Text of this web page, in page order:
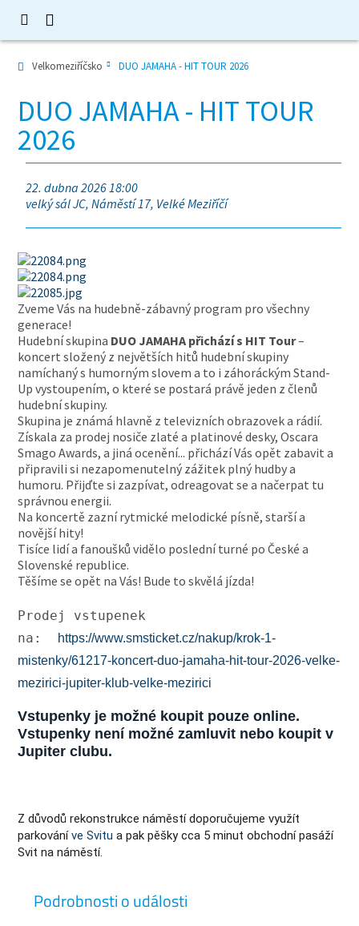
Velkomeziříčsko DUO JAMAHA - HIT TOUR 2026
DUO JAMAHA - HIT TOUR
2026
22. dubna 2026 18:00
velký sál JC, Náměstí 17, Velké Meziříčí
Zveme Vás na hudebně-zábavný program pro všechny
generace!
Hudební skupina DUO JAMAHA přichází s HIT Tour–
koncert složený z největších hitů hudební skupiny
namíchaný s humorným slovem a to i záhoráckým Stand-
Up vystoupením, o které se postará právě jeden z členů
hudební skupiny.
Skupina je známá hlavně z televizních obrazovek a rádií.
Získala za prodej nosiče zlaté a platinové desky, Oscara
Smago Awards, a jiná ocenění... přichází Vás opět zabavit a
připravili si nezapomenutelný zážitek plný hudby a
humoru. Přijďte si zazpívat, odreagovat se a načerpat tu
správnou energii.
Na koncertě zazní rytmické melodické písně, starší a
novější hity!
Tisíce lidí a fanoušků vidělo poslední turné po České a
Slovenské republice.
Těšíme se opět na Vás! Bude to skvělá jízda!
Prodej vstupenek
na:
https://www.smsticket.cz/nakup/krok-1-
mistenky/61217-koncert-duo-jamaha-hit-tour-2026-velke-
mezirici-jupiter-klub-velke-mezirici
Vstupenky je možné koupit pouze online.
Vstupenky není možné zamluvit nebo koupit v
Jupiter clubu.
Z důvodů rekonstrukce náměstí doporučujeme využít
parkováníve Svitu a pak pěšky cca 5 minut obchodní pasáží
Svit na náměstí.
Podrobnosti o události